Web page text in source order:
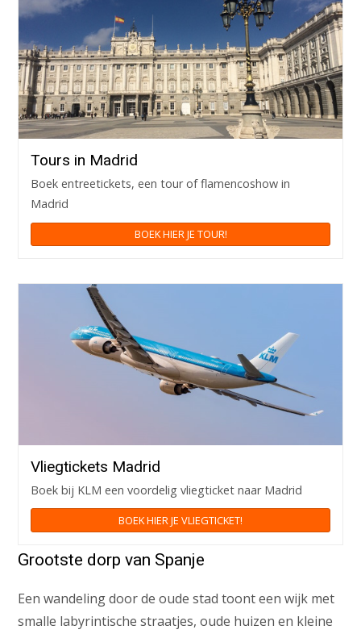
Tours in Madrid
Boek entreetickets, een tour of flamencoshow in
Madrid
BOEK HIER JE TOUR!
Vliegtickets Madrid
Boek bij KLM een voordelig vliegticket naar Madrid
BOEK HIER JE VLIEGTICKET!
Grootste dorp van Spanje
Een wandeling door de oude stad toont een wijk met
smalle labyrintische straatjes, oude huizen en kleine